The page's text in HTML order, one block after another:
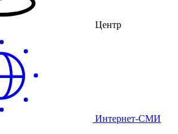
Центр
Интернет-СМИ